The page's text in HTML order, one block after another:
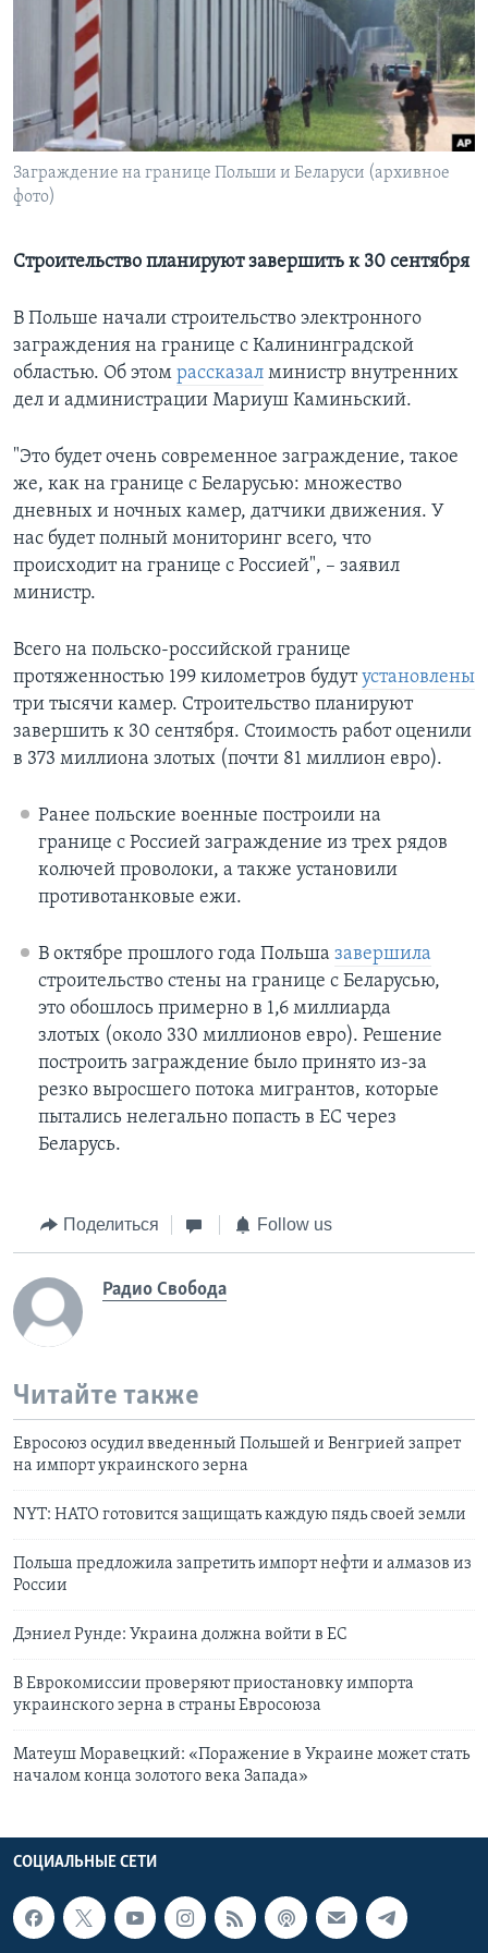
Learning English
СОЦИАЛЬНЫЕ СЕТИ
Языки
Заграждение на границе Польши и Беларуси (архивное
фото)
Строительство планируют завершить к 30 сентября
В Польше начали строительство электронного
заграждения на границе с Калининградской
областью. Об этом рассказал министр внутренних
дел и администрации Мариуш Каминьский.
"Это будет очень современное заграждение, такое
же, как на границе с Беларусью: множество
дневных и ночных камер, датчики движения. У
нас будет полный мониторинг всего, что
происходит на границе с Россией", – заявил
министр.
Всего на польско-российской границе
протяженностью 199 километров будутустановлены
три тысячи камер. Строительство планируют
завершить к 30 сентября. Стоимость работ оценили
в 373 миллиона злотых (почти 81 миллион евро).
Ранее польские военные построили на
границе с Россией заграждение из трех рядов
колючей проволоки, а также установили
противотанковые ежи.
В октябре прошлого года Польша завершила
строительство стены на границе с Беларусью,
это обошлось примерно в 1,6 миллиарда
злотых (около 330 миллионов евро). Решение
построить заграждение было принято из-за
резко выросшего потока мигрантов, которые
пытались нелегально попасть в ЕС через
Беларусь.
Поделиться Follow us
Радио Свобода
Читайте также
Евросоюз осудил введенный Польшей и Венгрией запрет
на импорт украинского зерна
NYT: НАТО готовится защищать каждую пядь своей земли
Польша предложила запретить импорт нефти и алмазов из
России
Дэниел Рунде: Украина должна войти в ЕС
В Еврокомиссии проверяют приостановку импорта
украинского зерна в страны Евросоюза
Матеуш Моравецкий: «Поражение в Украине может стать
началом конца золотого века Запада»
СОЦИАЛЬНЫЕ СЕТИ